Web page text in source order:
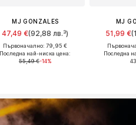
MJ GONZALES
47,49 €(92,88 лв.³)
Първоначално: 79,95 €
Последна най-ниска цена:
55,49 €-14%
MJ
51,99 €
Последна